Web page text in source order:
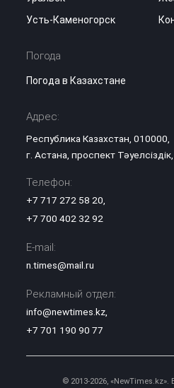
Усть-Каменогорск
Погода
Погода в Казахстане
Адрес:
Республика Казахстан, 010000,
г. Астана, проспект
Телефон:
+7 717 272 58 20,
+7 700 402 32 92
E-mail:
n.times@mail.ru
Рекламный отдел:
info@newtimes.kz,
+7 701 190 90 77
© 2013-2026,